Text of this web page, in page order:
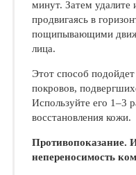
минут. Затем удалите
продвигаясь в
пощипывающими
лица.
Этот способ
покровов,
Используйте его 1–3
восстановления кожи.
Противопоказание.
непереносимость